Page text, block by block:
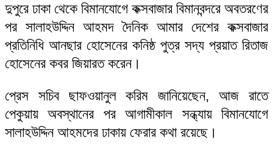
দুপুরে ঢাকা থেকে বিমানযোগে কক্সবাজার বিমানবন্দরে অবতরণের
পর সালাহউদ্দিন আহমদ দৈনিক আমার দেশের কক্সবাজার
প্রতিনিধি আনছার হোসেনের কনিষ্ঠ পুত্র সদ্য প্রয়াত রিতাজ
হোসেনের কবর জিয়ারত করেন।
প্রেস সচিব ছাফওয়ানুল করিম জানিয়েছেন, আজ রাতে
পেকুয়ায় অবস্থানের পর আগামীকাল সন্ধ্যায় বিমানযোগে
সালাহউদ্দিন আহমদের ঢাকায় ফেরার কথা রয়েছে।